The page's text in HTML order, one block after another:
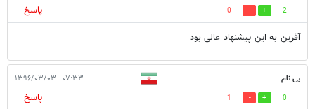
2
0
پاسخ
آفرین به این پیشنهاد عالی بود
بی نام ۰۷:۳۳ - ۱۳۹۶/۰۳/۰۳
0
1
پاسخ